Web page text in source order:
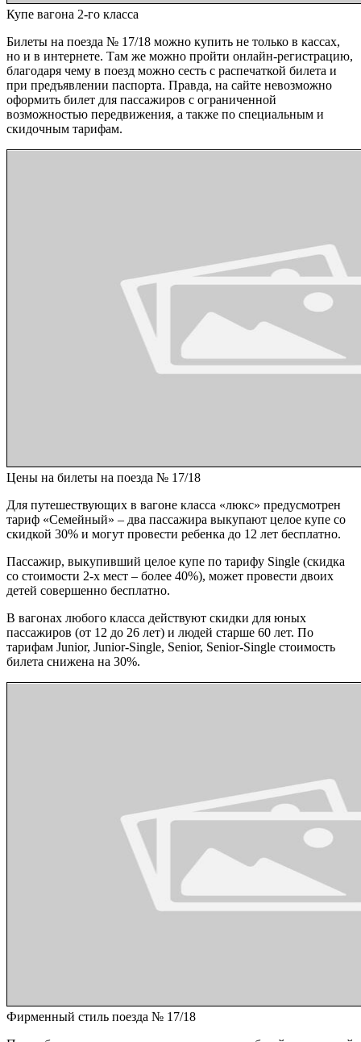
Купе вагона 2-го класса
Билеты на поезда № 17/18 можно купить не только в кассах,
но и в интернете. Там же можно пройти онлайн-регистрацию,
благодаря чему в поезд можно сесть с распечаткой билета и
при предъявлении паспорта. Правда, на сайте невозможно
оформить билет для пассажиров с ограниченной
возможностью передвижения, а также по специальным и
скидочным тарифам.
Цены на билеты на поезда № 17/18
Для путешествующих в вагоне класса «люкс» предусмотрен
тариф «Семейный» – два пассажира выкупают целое купе со
скидкой 30% и могут провести ребенка до 12 лет бесплатно.
Пассажир, выкупивший целое купе по тарифу Single (скидка
со стоимости 2-х мест – более 40%), может провести двоих
детей совершенно бесплатно.
В вагонах любого класса действуют скидки для юных
пассажиров (от 12 до 26 лет) и людей старше 60 лет. По
тарифам Junior, Junior-Single, Senior, Senior-Single стоимость
билета снижена на 30%.
Фирменный стиль поезда № 17/18